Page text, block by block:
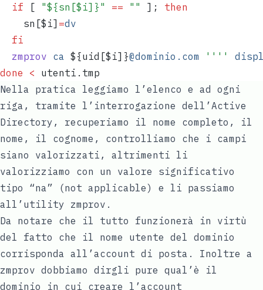
  if
[ "${sn [$i] }" == "" ]; then
    sn
[$i] =dv
  fi
  zmprov
ca ${uid [$i]}@dominio.com ''''
done < utenti.tmp
Nella pratica leggiamo l’elenco e ad ogni
riga, tramite l’interrogazione dell’Active
Directory, recuperiamo il nome completo, il
nome, il cognome, controlliamo che i campi
siano valorizzati, altrimenti li
valorizziamo con un valore significativo
tipo “na” (not applicable) e li passiamo
all’utility zmprov.
Da notare che il tutto funzionerà in virtù
del fatto che il nome utente del dominio
corrisponda all’account di posta. Inoltre a
zmprov dobbiamo dirgli pure qual’è il
dominio in cui creare l’account